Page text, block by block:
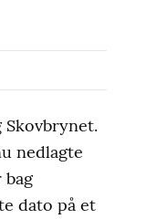
nedlagte
bag
dato på et